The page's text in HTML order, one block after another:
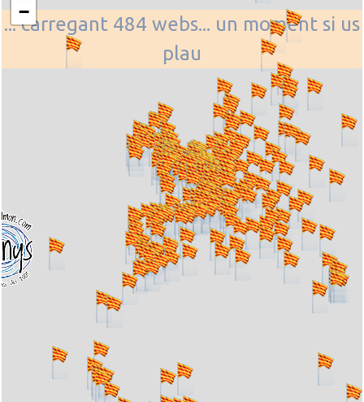
... carregant 484 webs... un moment si us
plau
−